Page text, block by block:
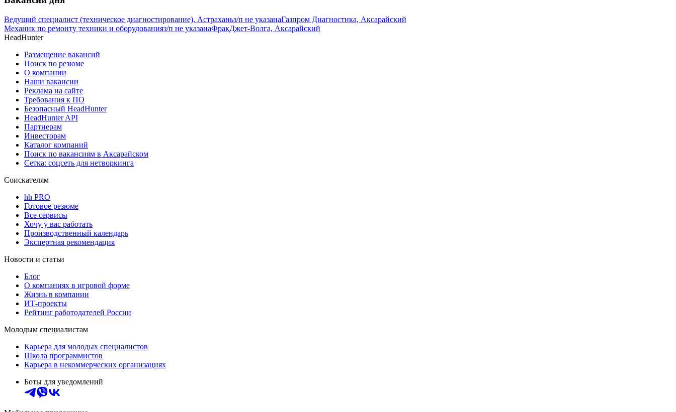
Ведущий специалист (техническое диагностирование), Астраханьз/п не указанаГазпром Диагностика, Аксарайский
Механик по ремонту техники и оборудованияз/п не указанаФракДжет-Волга, Аксарайский
HeadHunter
Размещение вакансий
Поиск по резюме
О компании
Наши вакансии
Реклама на сайте
Требования к ПО
Безопасный HeadHunter
HeadHunter API
Партнерам
Инвесторам
Каталог компаний
Поиск по вакансиям в Аксарайском
Сетка: соцсеть для нетворкинга
Соискателям
hh PRO
Готовое резюме
Все сервисы
Хочу у вас работать
Производственный календарь
Экспертная рекомендация
Новости и статьи
Блог
О компаниях в игровой форме
Жизнь в компании
ИТ-проекты
Рейтинг работодателей России
Молодым специалистам
Карьера для молодых специалистов
Школа программистов
Карьера в некоммерческих организациях
Боты для уведомлений